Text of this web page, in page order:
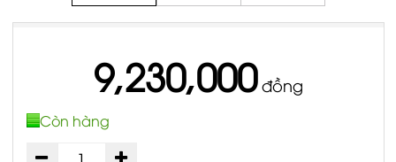
9,230,000đồng
Còn hàng